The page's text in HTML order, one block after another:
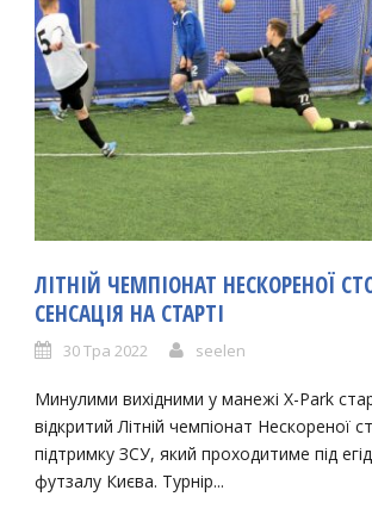
ЛІТНІЙ ЧЕМПІОНАТ НЕСКОРЕНОЇ
СЕНСАЦІЯ НА СТАРТІ
30 Тра 2022 seelen
Минулими вихідними у манежі X-Park
відкритий Літній чемпіонат Нескореної
підтримку ЗСУ, який проходитиме під
футзалу Києва. Турнір...